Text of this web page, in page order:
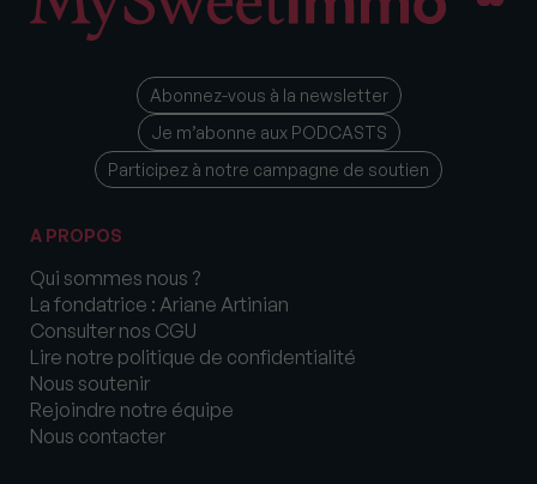
Abonnez-vous à la newsletter
Je m’abonne aux PODCASTS
Participez à notre campagne de soutien
A PROPOS
Qui sommes nous ?
La fondatrice : Ariane Artinian
Consulter nos CGU
Lire notre politique de confidentialité
Nous soutenir
Rejoindre notre équipe
Nous contacter